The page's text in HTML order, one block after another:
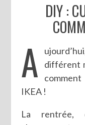
DIY :
A
différent
comment
IKEA !
La rentrée,